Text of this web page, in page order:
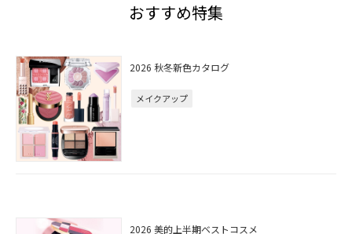
おすすめ特集
2026 秋冬新色カタログ
メイクアップ
2026 美的上半期ベストコスメ